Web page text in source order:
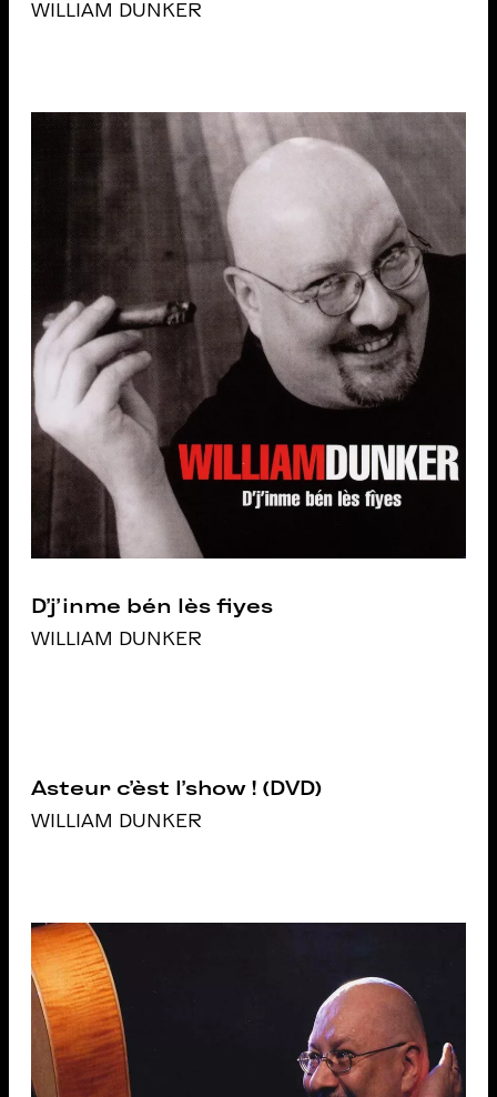
WILLIAM DUNKER
D’j’inme bén lès fiyes
WILLIAM DUNKER
Asteur c’èst l’show ! (DVD)
WILLIAM DUNKER